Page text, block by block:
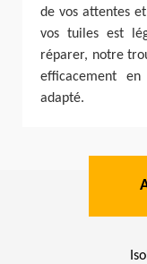
de vos attentes
vos tuiles est
réparer, notre
efficacement
adapté.